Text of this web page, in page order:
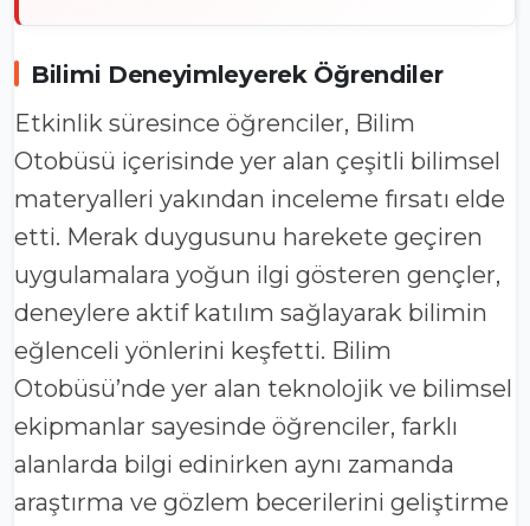
Bilimi Deneyimleyerek Öğrendiler
Etkinlik süresince öğrenciler, Bilim
Otobüsü içerisinde yer alan çeşitli bilimsel
materyalleri yakından inceleme fırsatı elde
etti. Merak duygusunu harekete geçiren
uygulamalara yoğun ilgi gösteren gençler,
deneylere aktif katılım sağlayarak bilimin
eğlenceli yönlerini keşfetti. Bilim
Otobüsü’nde yer alan teknolojik ve bilimsel
ekipmanlar sayesinde öğrenciler, farklı
alanlarda bilgi edinirken aynı zamanda
araştırma ve gözlem becerilerini geliştirme